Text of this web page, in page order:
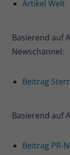
Artikel Welt
Basierend auf
Newschannel:
Beitrag
Basierend auf
Beitrag PR-